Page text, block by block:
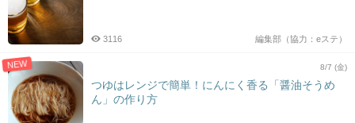
編集部（協力：eステ）
3116
NEW 8/7 (金)
つゆはレンジで簡単！にんにく香る「醤油そうめ
ん」の作り方